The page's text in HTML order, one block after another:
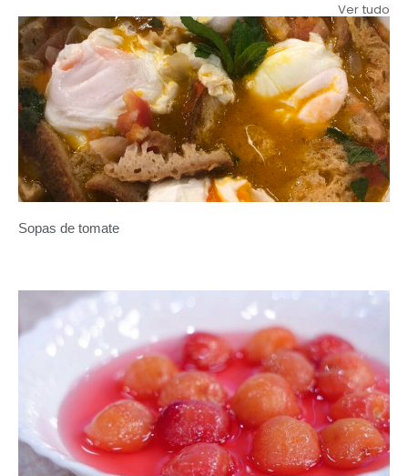
Ver tudo
Sopas de tomate